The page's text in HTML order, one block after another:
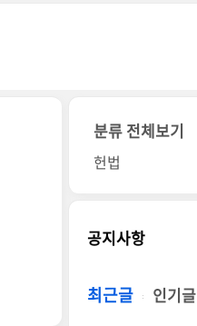
분류 전체보기
헌법
공지사항
최근글 인기글